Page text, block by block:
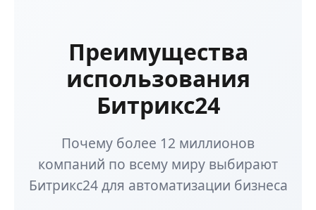
Преимущества
использования
Битрикс24
Почему более 12 миллионов
компаний по всему миру выбирают
Битрикс24 для автоматизации бизнеса